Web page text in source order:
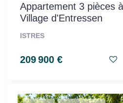
Appartement 3 pièces
Village d'Entressen
ISTRES
209 900 €